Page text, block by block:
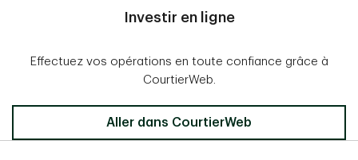
Investir en ligne
Effectuez vos opérations en toute confiance grâce à
CourtierWeb.
Aller dans CourtierWeb